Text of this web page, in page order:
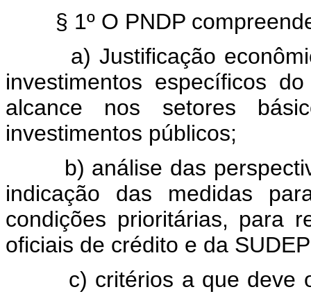
§ 1º O PNDP
a) Justificação
investimentos específicos
alcance nos setores
investimentos públicos;
b) análise das
indicação das medidas
condições prioritárias, para
oficiais de crédito e da
c) critérios a que deve